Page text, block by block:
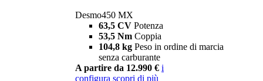
Desmo450 MX
63,5 CV Potenza
53,5 Nm Coppia
104,8 kg Peso in ordine di marcia
senza carburante
A partire da 12.990 € i
configura scopri di più